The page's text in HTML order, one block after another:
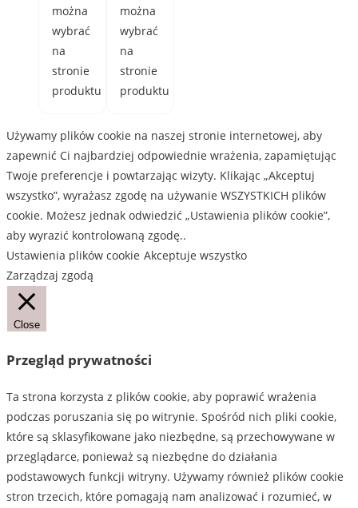
można
wybrać
na
stronie
produktu
można
wybrać
na
stronie
produktu
Używamy plików cookie na naszej stronie internetowej, aby
zapewnić Ci najbardziej odpowiednie wrażenia, zapamiętując
Twoje preferencje i powtarzając wizyty. Klikając „Akceptuj
wszystko”, wyrażasz zgodę na używanie WSZYSTKICH plików
cookie. Możesz jednak odwiedzić „Ustawienia plików cookie”,
aby wyrazić kontrolowaną zgodę..
Ustawienia plików cookie Akceptuje wszystko
Zarządzaj zgodą
Close
Przegląd prywatności
Ta strona korzysta z plików cookie, aby poprawić wrażenia
podczas poruszania się po witrynie. Spośród nich pliki cookie,
które są sklasyfikowane jako niezbędne, są przechowywane w
przeglądarce, ponieważ są niezbędne do działania
podstawowych funkcji witryny. Używamy również plików cookie
stron trzecich, które pomagają nam analizować i rozumieć, w